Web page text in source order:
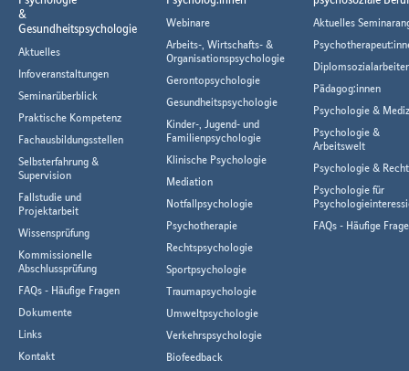
&
Gesundheitspsychologie
Aktuelles
Infoveranstaltungen
Seminarüberblick
Praktische Kompetenz
Fachausbildungsstellen
Selbsterfahrung &
Supervision
Fallstudie und
Projektarbeit
Wissensprüfung
Kommissionelle
Abschlussprüfung
FAQs - Häufige Fragen
Dokumente
Links
Kontakt
Webinare
Arbeits-, Wirtschafts- &
Organisationspsychologie
Gerontopsychologie
Gesundheitspsychologie
Kinder-, Jugend- und
Familienpsychologie
Klinische Psychologie
Mediation
Notfallpsychologie
Psychotherapie
Rechtspsychologie
Sportpsychologie
Traumapsychologie
Umweltpsychologie
Verkehrspsychologie
Biofeedback
Aktuelles
Pädagog:innen
Psychologie &
Psychologie &
Arbeitswelt
Psychologie & Recht
Psychologie für
FAQs - Häufige